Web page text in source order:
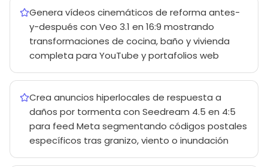
Genera vídeos cinemáticos de reforma antes-
y-después con Veo 3.1 en 16:9 mostrando
transformaciones de cocina, baño y vivienda
completa para YouTube y portafolios web
Crea anuncios hiperlocales de respuesta a
daños por tormenta con Seedream 4.5 en 4:5
para feed Meta segmentando códigos postales
específicos tras granizo, viento o inundación